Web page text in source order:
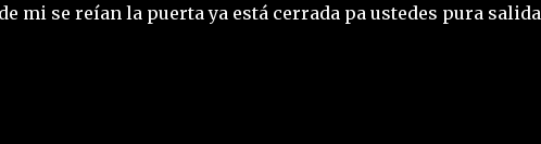
mi se reían la puerta ya está cerrada pa ustedes pura salida